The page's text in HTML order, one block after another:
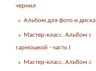
чернил
Альбом для фото и диска
Мастер-класс. Альбом с
гармошкой - часть I
Мастер-класс. Альбом с